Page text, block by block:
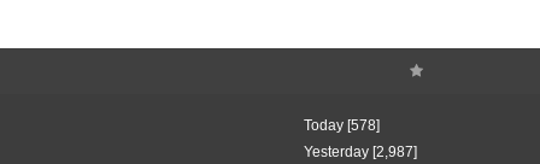
Today [578]
Yesterday [2,987]